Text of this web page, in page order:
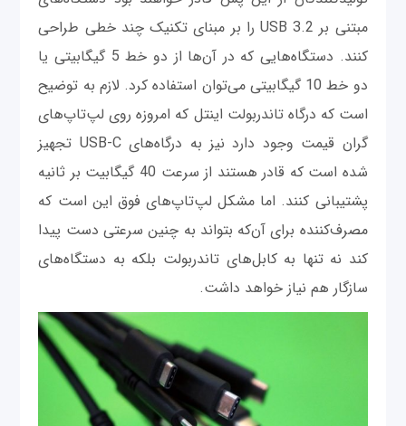
مبتنی بر USB 3.2 را بر مبنای تکنیک چند خطی طراحی
کنند. دستگاه‌هایی که در آن‌ها از دو خط 5 گیگابیتی یا
دو خط 10 گیگابیتی می‌توان استفاده کرد. لازم به توضیح
است که درگاه تاندربولت اینتل که امروزه روی لپ‌تاپ‌های
گران قیمت وجود دارد نیز به درگاه‌های USB-C تجهیز
شده است که قادر هستند از سرعت 40 گیگابیت بر ثانیه
پشتیبانی کنند. اما مشکل لپ‌تاپ‌های فوق این است که
مصرف‌کننده برای آن‌که بتواند به چنین سرعتی دست پیدا
کند نه تنها به کابل‌های تاندربولت بلکه به دستگاه‌های
سازگار هم نیاز خواهد داشت.